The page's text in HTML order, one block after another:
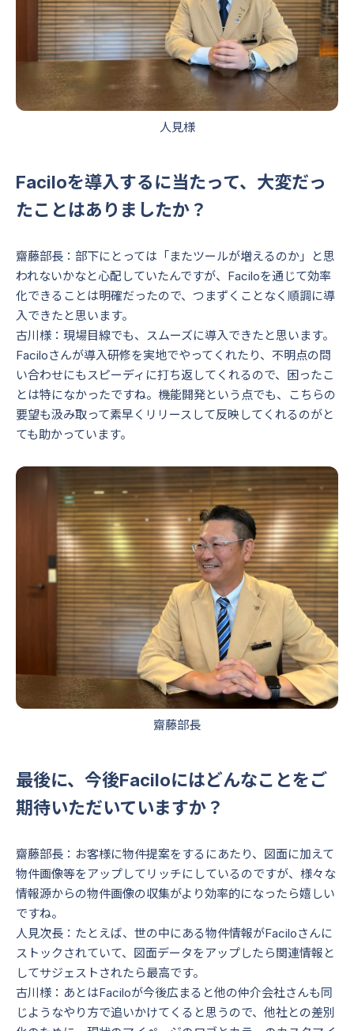
人見様
Faciloを導入するに当たって、大変だっ
たことはありましたか？
齋藤部長：部下にとっては「またツールが増えるのか」と思
われないかなと心配していたんですが、Faciloを通じて効率
化できることは明確だったので、つまずくことなく順調に導
入できたと思います。
古川様：現場目線でも、スムーズに導入できたと思います。
Faciloさんが導入研修を実地でやってくれたり、不明点の問
い合わせにもスピーディに打ち返してくれるので、困ったこ
とは特になかったですね。機能開発という点でも、こちらの
要望も汲み取って素早くリリースして反映してくれるのがと
ても助かっています。
齋藤部長
最後に、今後Faciloにはどんなことをご
期待いただいていますか？
齋藤部長：お客様に物件提案をするにあたり、図面に加えて
物件画像等をアップしてリッチにしているのですが、様々な
情報源からの物件画像の収集がより効率的になったら嬉しい
ですね。
人見次長：たとえば、世の中にある物件情報がFaciloさんに
ストックされていて、図面データをアップしたら関連情報と
してサジェストされたら最高です。
古川様：あとはFaciloが今後広まると他の仲介会社さんも同
じようなやり方で追いかけてくると思うので、他社との差別